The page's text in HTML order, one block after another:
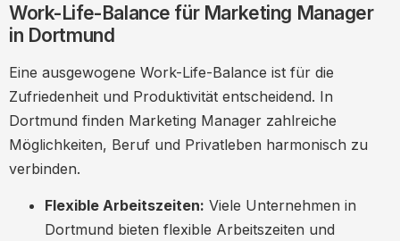
Work-Life-Balance für Marketing Manager
in Dortmund
Eine ausgewogene Work-Life-Balance ist für die
Zufriedenheit und Produktivität entscheidend. In
Dortmund finden Marketing Manager zahlreiche
Möglichkeiten, Beruf und Privatleben harmonisch zu
verbinden.
Flexible Arbeitszeiten: Viele Unternehmen in
Dortmund bieten flexible Arbeitszeiten und